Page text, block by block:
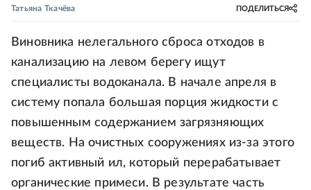
Татьяна Ткачёва ПОДЕЛИТЬСЯ
Виновника нелегального сброса отходов в
канализацию на левом берегу ищут
специалисты водоканала. В начале апреля в
систему попала большая порция жидкости с
повышенным содержанием загрязняющих
веществ. На очистных сооружениях из-за этого
погиб активный ил, который перерабатывает
органические примеси. В результате часть